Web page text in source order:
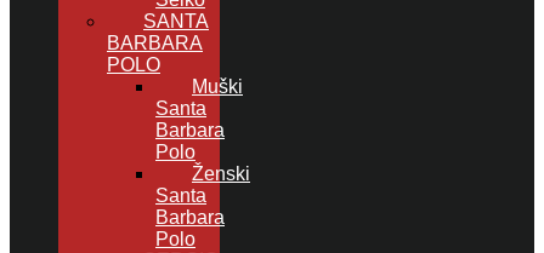
SANTA
BARBARA
POLO
Muški
Santa
Barbara
Polo
Ženski
Santa
Barbara
Polo